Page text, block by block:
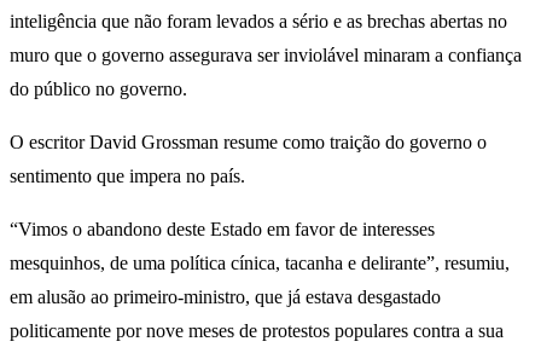
inteligência que não foram levados a sério e as brechas abertas no
muro que o governo assegurava ser inviolável minaram a confiança
do público no governo.
O escritor David Grossman resume como traição do governo o
sentimento que impera no país.
“Vimos o abandono deste Estado em favor de interesses
mesquinhos, de uma política cínica, tacanha e delirante”, resumiu,
em alusão ao primeiro-ministro, que já estava desgastado
politicamente por nove meses de protestos populares contra a sua